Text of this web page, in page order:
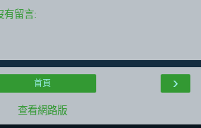
有留言:
›
首頁
查看網路版